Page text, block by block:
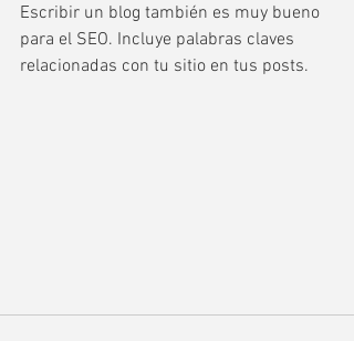
Escribir un blog también es muy bueno
para el SEO. Incluye palabras claves
relacionadas con tu sitio en tus posts.